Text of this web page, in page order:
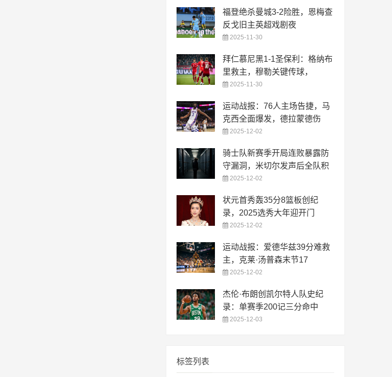
福登绝杀曼城3-2险胜，恩梅查
反戈旧主英超戏剧夜
2025-11-30
拜仁慕尼黑1-1圣保利：格纳布
里救主，穆勒关键传球，
2025-11-30
运动战报：76人主场告捷，马
克西全面爆发，德拉蒙德伤
2025-12-02
骑士队新赛季开局连败暴露防
守漏洞，米切尔发声后全队积
2025-12-02
状元首秀轰35分8篮板创纪
录，2025选秀大年迎开门
2025-12-02
运动战报：爱德华兹39分难救
主，克莱·汤普森末节17
2025-12-02
杰伦·布朗创凯尔特人队史纪
录：单赛季200记三分命中
2025-12-03
标签列表